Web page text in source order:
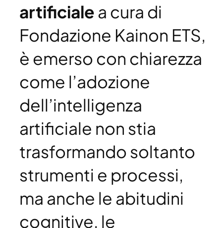
artificialea cura di
Fondazione Kainon ETS,
è emerso con chiarezza
come l’adozione
dell’intelligenza
artificiale non stia
trasformando soltanto
strumenti e processi,
ma anche le abitudini
cognitive, le